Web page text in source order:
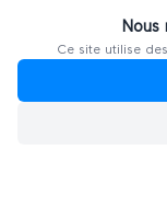
Nous
Ce site utilise